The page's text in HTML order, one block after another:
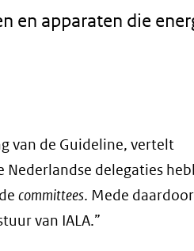
en apparaten die
van de Guideline, vertelt
delegaties
committees. Mede
van IALA.”